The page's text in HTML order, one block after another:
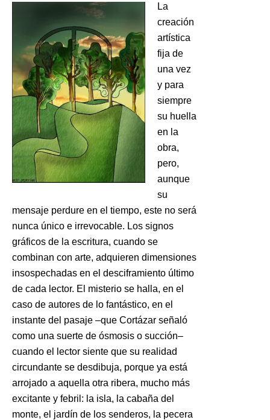
La
creación
artística
fija de
una vez
y para
siempre
su huella
en la
obra,
pero,
aunque
su
mensaje perdure en el tiempo, este no será
nunca único e irrevocable. Los signos
gráficos de la escritura, cuando se
combinan con arte, adquieren dimensiones
insospechadas en el desciframiento último
de cada lector. El misterio se halla, en el
caso de autores de lo fantástico, en el
instante del pasaje –que Cortázar señaló
como una suerte de ósmosis o succión–
cuando el lector siente que su realidad
circundante se desdibuja, porque ya está
arrojado a aquella otra ribera, mucho más
excitante y febril: la isla, la cabaña del
monte, el jardín de los senderos, la pecera